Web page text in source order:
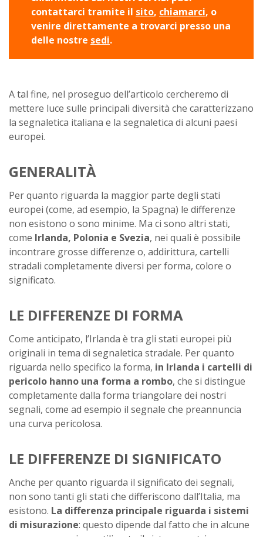
contattarci tramite il sito, chiamarci, o
venire direttamente a trovarci presso una
delle nostre sedi.
A tal fine, nel proseguo dell’articolo cercheremo di
mettere luce sulle principali diversità che caratterizzano
la segnaletica italiana e la segnaletica di alcuni paesi
europei.
GENERALITÀ
Per quanto riguarda la maggior parte degli stati
europei (come, ad esempio, la Spagna) le differenze
non esistono o sono minime. Ma ci sono altri stati,
come Irlanda, Polonia e Svezia, nei quali è possibile
incontrare grosse differenze o, addirittura, cartelli
stradali completamente diversi per forma, colore o
significato.
LE DIFFERENZE DI FORMA
Come anticipato, l’Irlanda è tra gli stati europei più
originali in tema di segnaletica stradale. Per quanto
riguarda nello specifico la forma, in Irlanda i cartelli di
pericolo hanno una forma a rombo, che si distingue
completamente dalla forma triangolare dei nostri
segnali, come ad esempio il segnale che preannuncia
una curva pericolosa.
LE DIFFERENZE DI SIGNIFICATO
Anche per quanto riguarda il significato dei segnali,
non sono tanti gli stati che differiscono dall’Italia, ma
esistono. La differenza principale riguarda i sistemi
di misurazione: questo dipende dal fatto che in alcune